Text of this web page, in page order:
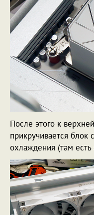
После этого к
прикручивается блок
охлаждения (там есть